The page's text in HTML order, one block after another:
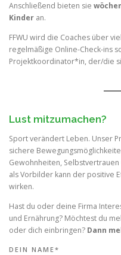
Anschließend bieten sie
Kinder an.
FFWU wird die Coaches über
regelmäßige Online-Check-ins
Projektkoordinator*in, der/die
Lust mitzumachen?
Sport verändert Leben. Unser
sichere
Gewohnheiten,
als Vorbilder kann der positive
wirken.
Hast du oder deine Firma
und Ernährung? Möchtest du
oder dich einbringen? Dann
DEIN NAME*